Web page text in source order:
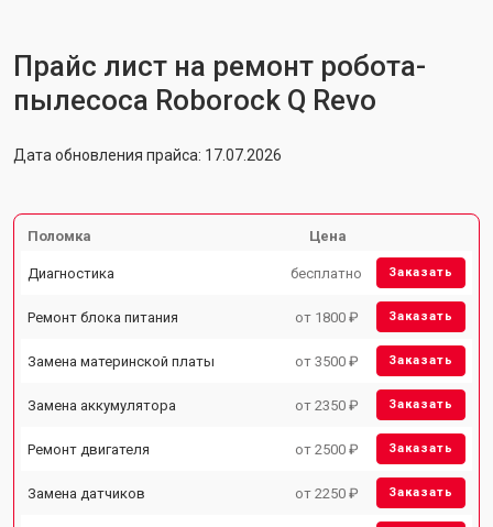
Прайс лист на ремонт робота-
пылесоса Roborock Q Revo
Дата обновления прайса: 17.07.2026
Поломка Цена
Диагностика бесплатно Заказать
Ремонт блока питания от 1800 ₽ Заказать
Замена материнской платы от 3500 ₽ Заказать
Замена аккумулятора от 2350 ₽ Заказать
Ремонт двигателя от 2500 ₽ Заказать
Замена датчиков от 2250 ₽ Заказать